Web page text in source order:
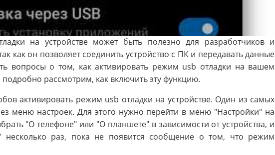
на устройстве может быть полезно для разработчиков и
как он позволяет соединить устройство с ПК и передавать данные
вопросы о том, как активировать режим usb отладки на вашем
подробно рассмотрим, как включить эту функцию.
активировать режим usb отладки на устройстве. Один из самых
меню настроек. Для этого нужно перейти в меню "Настройки" на
"О телефоне" или "О планшете" в зависимости от устройства, и
раз, пока не появится сообщение о том, что режим